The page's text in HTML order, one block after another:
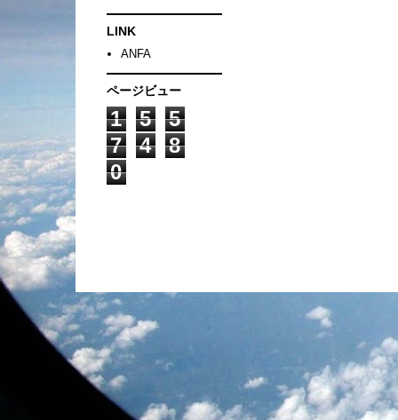
LINK
ANFA
ページビュー
1 5
5
7
4
8
0